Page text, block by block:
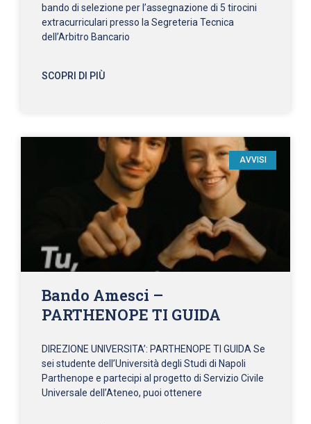
bando di selezione per l’assegnazione di 5 tirocini
extracurriculari presso la Segreteria Tecnica
dell’Arbitro Bancario
SCOPRI DI PIÙ
AVVISI
Bando Amesci –
PARTHENOPE TI GUIDA
DIREZIONE UNIVERSITA’: PARTHENOPE TI GUIDA Se
sei studente dell’Università degli Studi di Napoli
Parthenope e partecipi al progetto di Servizio Civile
Universale dell’Ateneo, puoi ottenere